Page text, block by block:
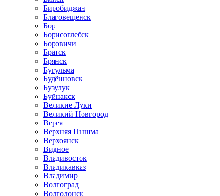
Биробиджан
Благовещенск
Бор
Борисоглебск
Боровичи
Братск
Брянск
Бугульма
Будённовск
Бузулук
Буйнакск
Великие Луки
Великий Новгород
Верея
Верхняя Пышма
Верхоянск
Видное
Владивосток
Владикавказ
Владимир
Волгоград
Волгодонск